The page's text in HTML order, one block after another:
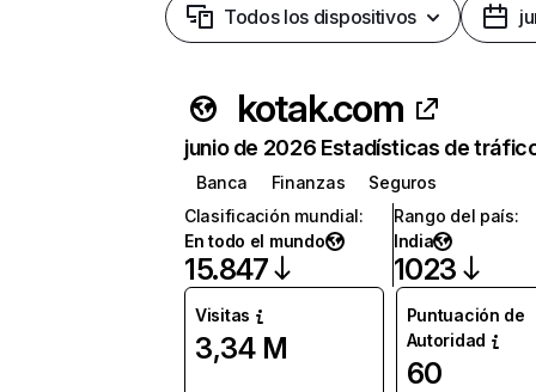
Todos los dispositivos
kotak.com
junio de 2026 Estadísticas de
Banca Finanzas
Seguros
Clasificación mundial:
En todo el mundo
15.847
Rango del país:
India
1023
Visitas
3,34 M
Puntuación de
Autoridad
60